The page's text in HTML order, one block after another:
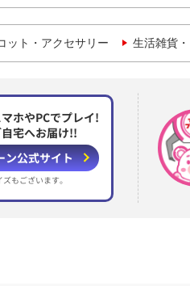
ット・アクセサリー 生活雑貨
ホやPCでプレイ!
宅へお届け!!
ン公式サイト
ズもございます。